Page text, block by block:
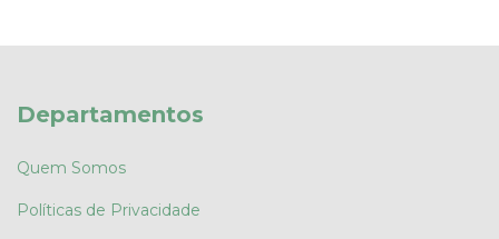
Departamentos
Quem Somos
Políticas de Privacidade